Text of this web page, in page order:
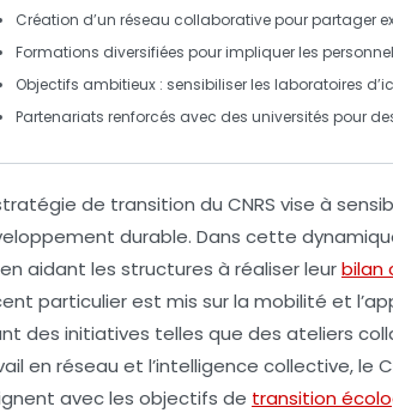
Création d’un réseau collaborative pour partager
Formations diversifiées pour impliquer les
Objectifs ambitieux : sensibiliser les laboratoires
Partenariats renforcés avec des universités pour
de transition du CNRS vise à
durable. Dans cette
aidant les structures à réaliser leurbilan
particulier est mis sur la mobilité et l’
des initiatives telles que des ateliers
en réseau et l’intelligence collective, le
avec les objectifs de transition